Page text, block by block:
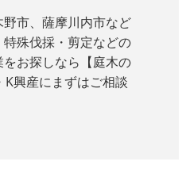
市、薩摩川内市など
殊伐採・剪定などの
お探しなら【庭木の
興産にまずはご相談